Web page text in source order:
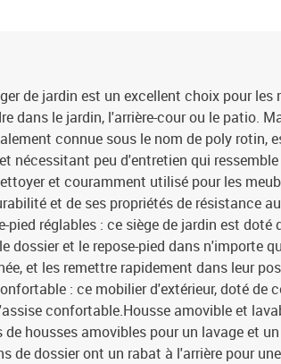
de jardin est un excellent choix pour les
dans le jardin, l'arrière-cour ou le patio.
connue sous le nom de poly rotin,
nécessitant peu d'entretien qui
et couramment utilisé pour les
et de ses propriétés de résistance
pied réglables : ce siège de jardin est doté
dossier et le repose-pied dans n'importe
et les remettre rapidement dans leur
: ce mobilier d'extérieur, doté de
confortable.Housse amovible et
housses amovibles pour un lavage et un
de dossier ont un rabat à l'arrière pour une